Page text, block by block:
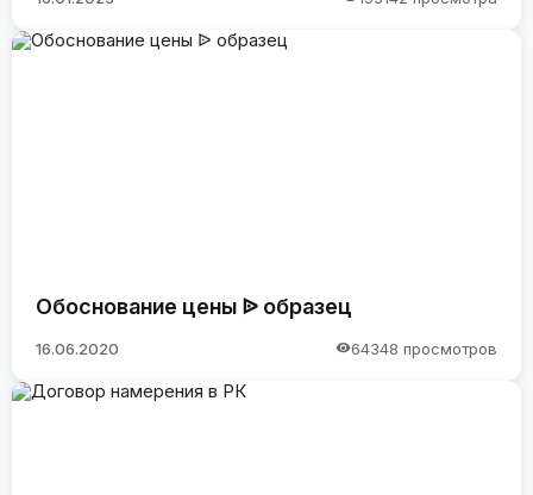
Обоснование цены ᐉ образец
16.06.2020 64348 просмотров